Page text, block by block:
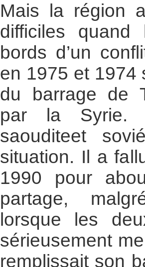
Mais la région
difficiles quand
bords d’un
en 1975 et 1974
du barrage de
par la Syrie.
saouditeet
situation. Il a
1990 pour
partage,
lorsque les
sérieusement
remplissait son